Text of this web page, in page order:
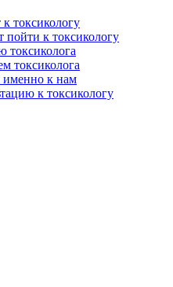
токсикологу
пойти к токсикологу
токсиколога
токсиколога
именно к нам
к токсикологу